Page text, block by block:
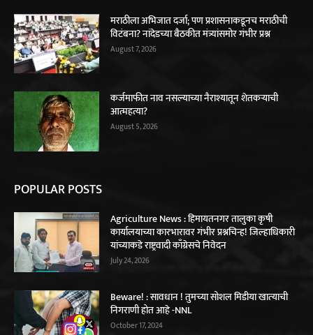
मराठीला अभिजात दर्जा; पण प्रशासनाकडूनच मराठीची
विटंबना? नांदेडच्या बैठकीत मंत्र्यांसमोर गंभीर प्रश्न
August 7, 2026
कर्जमाफीत नाव नसल्याच्या नैराश्यातून शेतकऱ्याची
आत्महत्या?
August 5, 2026
POPULAR POSTS
Agriculture News : हिमायतनगर तालुका कृषी
कार्यालयाच्या कारभारावर गंभीर प्रश्नचिन्ह! जिल्हाधिकारी
यांच्याकडे राष्ट्रवादी काँग्रेसचे निवेदन
July 24, 2026
Beware! : सावधान ! तुमच्‍या सोशल मिडीया खात्‍याची
निगराणी होत आहे -NNL
October 17, 2024